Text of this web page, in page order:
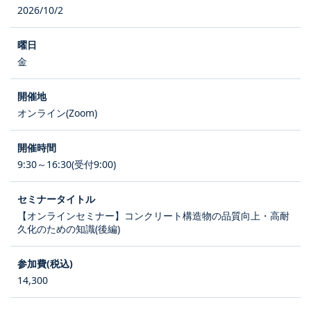
2026/10/2
金
オンライン(Zoom)
9:30～16:30(受付9:00)
【オンラインセミナー】コンクリート構造物の品質向上・高耐
久化のための知識(後編)
14,300